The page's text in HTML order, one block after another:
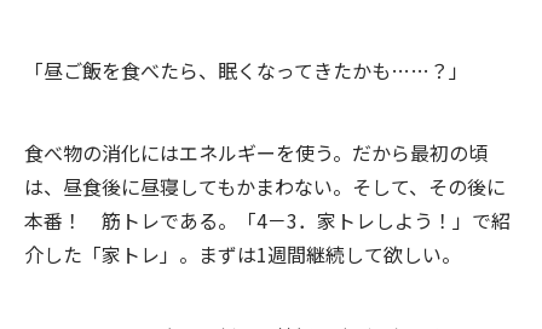
「昼ご飯を食べたら、眠くなってきたかも……？」
食べ物の消化にはエネルギーを使う。だから最初の頃
は、昼食後に昼寝してもかまわない。そして、その後に
本番！ 筋トレである。「4－3．家トレしよう！」で紹
介した「家トレ」。まずは1週間継続して欲しい。